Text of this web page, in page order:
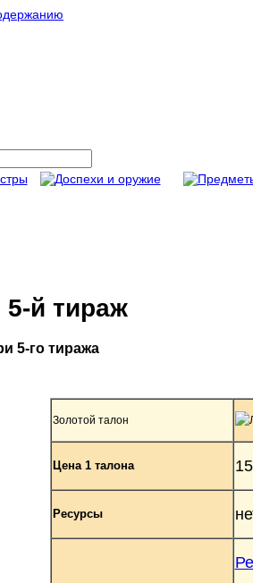
5-й тираж
5-го тиража
Золотой талон
Цена 1 талона
Ресурсы